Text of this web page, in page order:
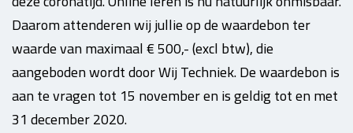
Daarom attenderen wij jullie op de waardebon ter
waarde van maximaal € 500,- (excl btw), die
aangeboden wordt door Wij Techniek. De waardebon is
aan te vragen tot 15 november en is geldig tot en met
31 december 2020.